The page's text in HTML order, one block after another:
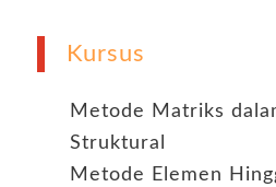
Kursus
Metode Matriks
Struktural
Metode Elemen